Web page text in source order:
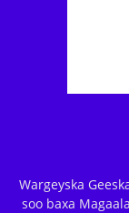
Wargeyska
soo baxa